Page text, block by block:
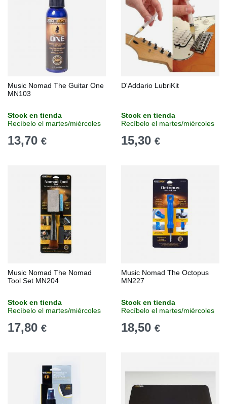
Music Nomad The Guitar One
MN103
Stock en tienda
Recíbelo el martes/miércoles
13,70 €
D'Addario LubriKit
Stock en tienda
Recíbelo el martes/miércoles
15,30 €
Music Nomad The Nomad
Tool Set MN204
Stock en tienda
Recíbelo el martes/miércoles
17,80 €
Music Nomad The Octopus
MN227
Stock en tienda
Recíbelo el martes/miércoles
18,50 €